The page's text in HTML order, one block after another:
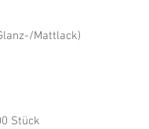
Mattlack)
Stück